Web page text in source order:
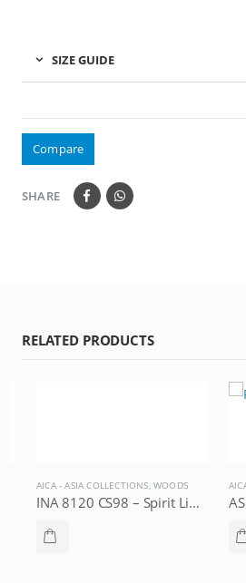
SIZE GUIDE
Compare
SHARE
RELATED PRODUCTS
AICA - ASIA COLLECTIONS,WOODS
INA 8120 CS98 – Spirit Lining, AICA Asia Collections
AICA